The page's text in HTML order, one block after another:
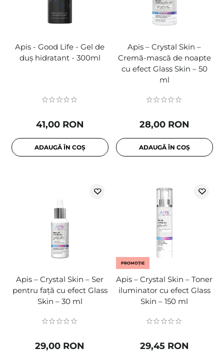
Apis - Good Life - Gel de
duș hidratant - 300ml
41,00 RON
ADAUGĂ ÎN COȘ
Apis – Crystal Skin –
Cremă-mască de noapte
cu efect Glass Skin – 50
ml
28,00 RON
ADAUGĂ ÎN COȘ
Apis – Crystal Skin – Ser
pentru față cu efect Glass
Skin – 30 ml
29,00 RON
PROMOȚIE
Apis – Crystal Skin – Toner
iluminator cu efect Glass
Skin – 150 ml
29,45 RON